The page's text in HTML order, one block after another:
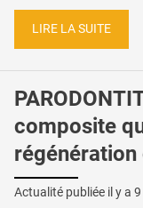
LIRE LA SUITE
composite
régénération
Actualité publiée il y a 9